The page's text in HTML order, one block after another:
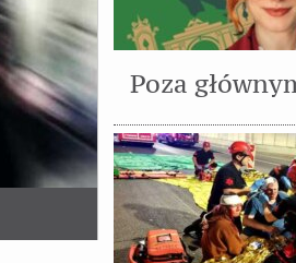
Poza